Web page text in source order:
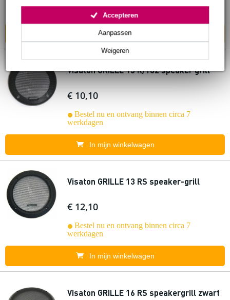
Weigeren
Aanpassen
Accepteren
werkdagen
In mijn winkelwagen
Visaton GRILLE 13 R/162 speaker grill
€ 10,10
Bestel nu en ontvang binnen circa 7
werkdagen
In mijn winkelwagen
Visaton GRILLE 13 RS speaker-grill
€ 12,10
Bestel nu en ontvang binnen circa 7
werkdagen
In mijn winkelwagen
Visaton GRILLE 16 RS speakergrill zwart